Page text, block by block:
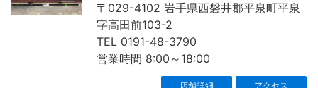
〒029-4102 岩手県西磐井郡平泉町平泉
字高田前103-2
TEL 0191-48-3790
営業時間 8:00～18:00
店舗詳細 アクセス